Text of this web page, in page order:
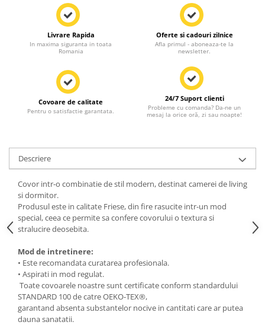
Livrare Rapida
In maxima siguranta in toata
Romania
Oferte si cadouri zilnice
Afla primul - aboneaza-te la
newsletter.
Covoare de calitate
Pentru o satisfactie garantata.
24/7 Suport clienti
Probleme cu comanda? Da-ne un
mesaj la orice oră, zi sau noapte!
Descriere
Covor intr-o combinatie de stil modern, destinat camerei de living
si dormitor.
Produsul este in calitate Friese, din fire rasucite intr-un mod
special, ceea ce permite sa confere covorului o textura si
stralucire deosebita.
Mod de intretinere:
• Este recomandata curatarea profesionala.
• Aspirati in mod regulat.
Toate covoarele noastre sunt certificate conform standardului
STANDARD 100 de catre OEKO-TEX®,
garantand absenta substantelor nocive in cantitati care ar putea
dauna sanatatii.